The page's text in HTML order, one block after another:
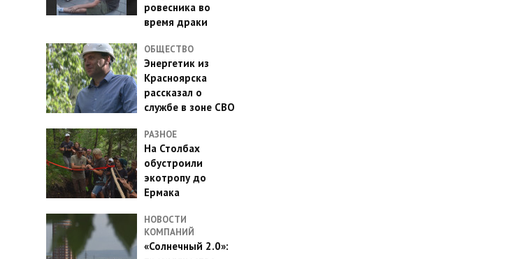
ровесника во
время драки
ОБЩЕСТВО
Энергетик из
Красноярска
рассказал о
службе в зоне СВО
РАЗНОЕ
На Столбах
обустроили
экотропу до
Ермака
НОВОСТИ
КОМПАНИЙ
«Солнечный 2.0»: